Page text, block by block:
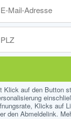
Klick auf den Button
Klicks auf
den Abmeldelink.